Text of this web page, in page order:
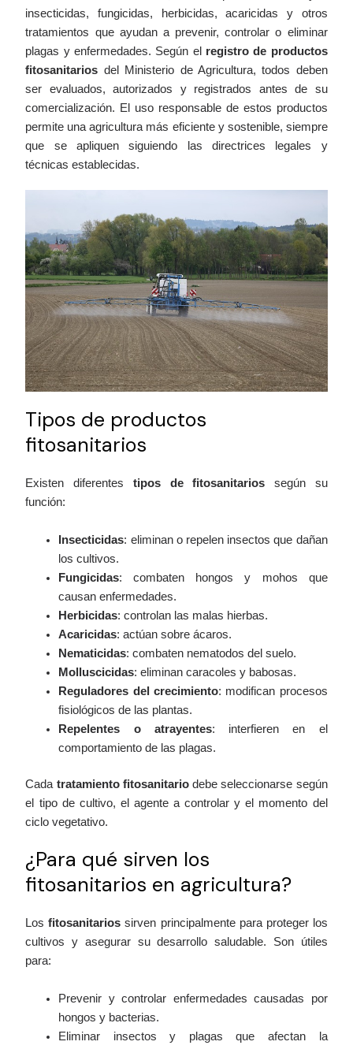
insecticidas, fungicidas, herbicidas, acaricidas y otros
tratamientos que ayudan a prevenir, controlar o eliminar
plagas y enfermedades. Según el registro de productos
fitosanitarios del Ministerio de Agricultura, todos deben
ser evaluados, autorizados y registrados antes de su
comercialización. El uso responsable de estos productos
permite una agricultura más eficiente y sostenible, siempre
que se apliquen siguiendo las directrices legales y
técnicas establecidas.
Tipos de productos
fitosanitarios
Existen diferentes tipos de fitosanitarios según su
función:
Insecticidas: eliminan o repelen insectos que dañan
los cultivos.
Fungicidas: combaten hongos y mohos que
causan enfermedades.
Herbicidas: controlan las malas hierbas.
Acaricidas: actúan sobre ácaros.
Nematicidas: combaten nematodos del suelo.
Molluscicidas: eliminan caracoles y babosas.
Reguladores del crecimiento: modifican procesos
fisiológicos de las plantas.
Repelentes o atrayentes: interfieren en el
comportamiento de las plagas.
Cada tratamiento fitosanitariodebe seleccionarse según
el tipo de cultivo, el agente a controlar y el momento del
ciclo vegetativo.
¿Para qué sirven los
fitosanitarios en agricultura?
Losfitosanitarios sirven principalmente para proteger los
cultivos y asegurar su desarrollo saludable. Son útiles
para:
Prevenir y controlar enfermedades causadas por
hongos y bacterias.
Eliminar insectos y plagas que afectan la